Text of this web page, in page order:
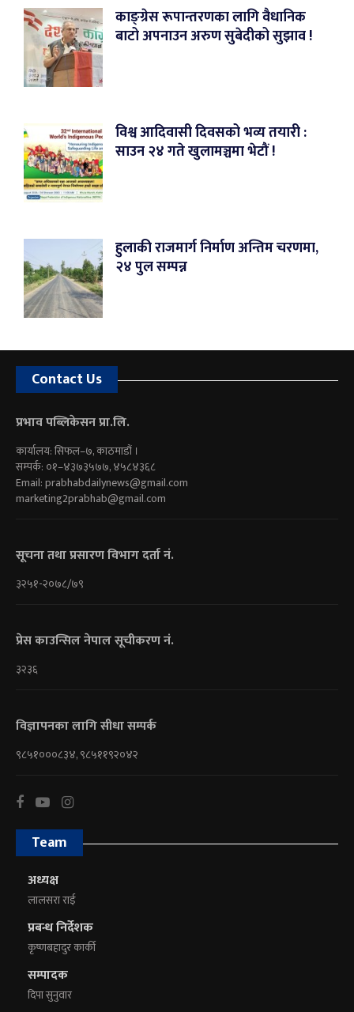
काङ्ग्रेस रूपान्तरणका लागि वैधानिक
बाटो अपनाउन अरुण सुबेदीको सुझाव !
विश्व आदिवासी दिवसको भव्य तयारी :
साउन २४ गते खुलामञ्चमा भेटौं !
हुलाकी राजमार्ग निर्माण अन्तिम चरणमा,
२४ पुल सम्पन्न
Contact Us
प्रभाव पब्लिकेसन प्रा.लि.
कार्यालय: सिफल–७, काठमाडौं ।
सम्पर्क: ०१–४३७३५७७, ४५८४३६८
Email:prabhabdailynews@gmail.com
marketing2prabhab@gmail.com
सूचना तथा प्रसारण विभाग दर्ता नं.
३२५१-२०७८/७९
प्रेस काउन्सिल नेपाल सूचीकरण नं.
३२३६
विज्ञापनका लागि सीधा सम्पर्क
९८५१०००८३४, ९८५११९२०४२
Team
अध्यक्ष
लालसरा राई
प्रबन्ध निर्देशक
कृष्णबहादुर कार्की
सम्पादक
दिपा सुनुवार